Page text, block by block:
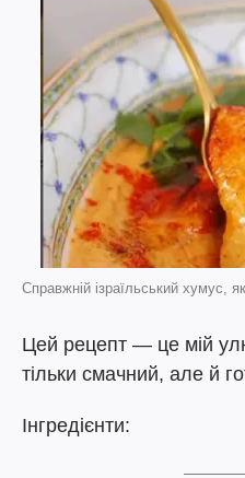
Справжній ізраїльський хумус,
Цей рецепт — це мій
тільки смачний, але й
Інгредієнти: